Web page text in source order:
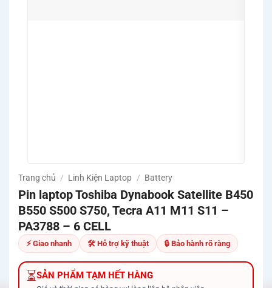
Trang chủ / Linh Kiện Laptop / Battery
Pin laptop Toshiba Dynabook Satellite B450
B550 S500 S750, Tecra A11 M11 S11 –
PA3788 – 6 CELL
⚡ Giao nhanh 🛠 Hỗ trợ kỹ thuật 🔒 Bảo hành rõ ràng
⏳SẢN PHẨM TẠM HẾT HÀNG